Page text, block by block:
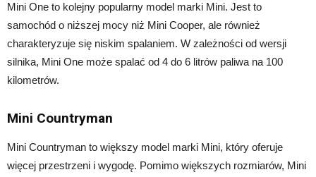
Mini One to kolejny popularny model marki Mini. Jest to
samochód o niższej mocy niż Mini Cooper, ale również
charakteryzuje się niskim spalaniem. W zależności od wersji
silnika, Mini One może spalać od 4 do 6 litrów paliwa na 100
kilometrów.
Mini Countryman
Mini Countryman to większy model marki Mini, który oferuje
więcej przestrzeni i wygodę. Pomimo większych rozmiarów, Mini